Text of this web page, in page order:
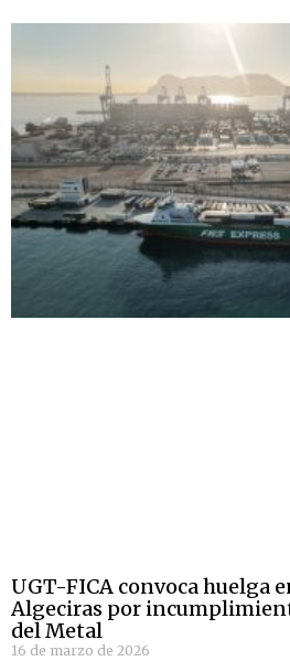
UGT-FICA convoca huelga
Algeciras por
del Metal
16 de marzo de 2026